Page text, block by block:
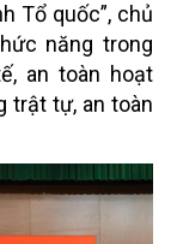
Tổ quốc”, chủ
năng trong
an toàn hoạt
trật tự, an toàn